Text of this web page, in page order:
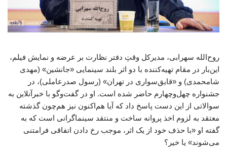
روح‌الله سهرابی، مدیرکل وقتِ دفتر نظارت بر عرضه و نمایش فیلم،
این‌بار در مقام تهیه‌کننده با دو اثر بلند سینمایی «جانشین» (مهدی
شامحمدی) و «قایق‌سواری در تهران» (رسول صدرعاملی)، در
جشنواره چهل‌وچهارم حاضر شده است. او در گفت‌وگو با خبرآنلاین به
سوالاتی از این دست پاسخ داد که آیا هم‌اکنون نیز هم‌چون گذشته
معتقد به لزوم اخذ پروانه ساخت و منتقد سینماگرانی است که به
گفته او «با حذف خود از یک اثر، موجب رخ دادن اتفاقی فرامتنی
می‌شوند» یا خیر؟